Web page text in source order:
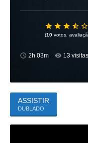
(10 votos,
2h 03m 13
ASSISTIR
DUBLADO